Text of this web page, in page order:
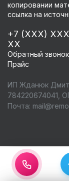
копировании
ссылка на
+7 (XXX)
XX
Обратный звонок
Прайс
ИП Жданюк
784220674041,
Почта: